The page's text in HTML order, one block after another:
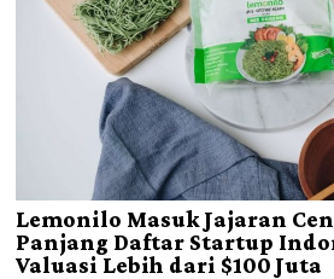
Lemonilo Masuk Jajaran
Panjang Daftar Startup
Valuasi Lebih dari $100 Juta